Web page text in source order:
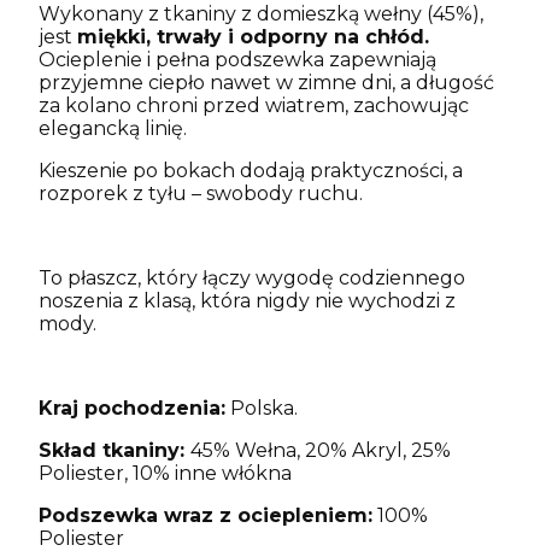
Wykonany z tkaniny z domieszką wełny (45%),
jest miękki, trwały i odporny na chłód.
Ocieplenie i pełna podszewka zapewniają
przyjemne ciepło nawet w zimne dni, a długość
za kolano chroni przed wiatrem, zachowując
elegancką linię.
Kieszenie po bokach dodają praktyczności, a
rozporek z tyłu – swobody ruchu.
To płaszcz, który łączy wygodę codziennego
noszenia z klasą, która nigdy nie wychodzi z
mody.
Kraj pochodzenia: Polska.
Skład tkaniny: 45% Wełna, 20% Akryl, 25%
Poliester, 10% inne włókna
Podszewka wraz z ociepleniem: 100%
Poliester